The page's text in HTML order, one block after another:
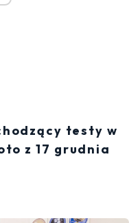
testy w
z 17 grudnia